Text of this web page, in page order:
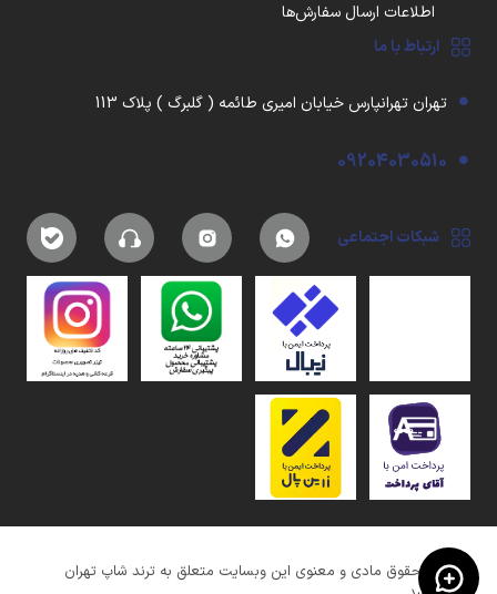
اطلاعات ارسال سفارش‌ها
ارتباط با ما
تهران تهرانپارس خیابان امیری طائمه ( گلبرگ ) پلاک 113
09204030510
شبکات اجتماعی
کلیه حقوق مادی و معنوی این وبسایت متعلق به ترند شاپ تهران